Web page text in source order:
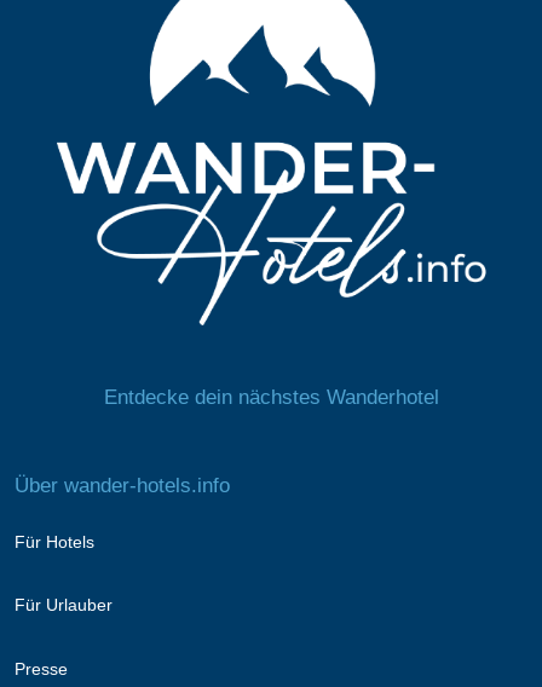
Entdecke dein nächstes Wanderhotel
Über wander-hotels.info
Für Hotels
Für Urlauber
Presse